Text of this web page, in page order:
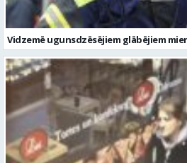
Vidzemē ugunsdzēsējiem glābējiem